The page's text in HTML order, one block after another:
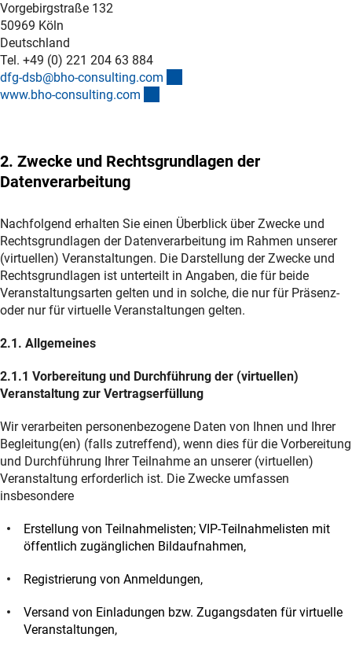
Vorgebirgstraße 132
50969 Köln
Deutschland
Tel. +49 (0) 221 204 63 884
dfg-dsb@bho-consulting.com
www.bho-consulting.com
2. Zwecke und Rechtsgrundlagen der
Datenverarbeitung
Nachfolgend erhalten Sie einen Überblick über Zwecke und
Rechtsgrundlagen der Datenverarbeitung im Rahmen unserer
(virtuellen) Veranstaltungen. Die Darstellung der Zwecke und
Rechtsgrundlagen ist unterteilt in Angaben, die für beide
Veranstaltungsarten gelten und in solche, die nur für Präsenz-
oder nur für virtuelle Veranstaltungen gelten.
2.1. Allgemeines
2.1.1 Vorbereitung und Durchführung der (virtuellen)
Veranstaltung zur Vertragserfüllung
Wir verarbeiten personenbezogene Daten von Ihnen und Ihrer
Begleitung(en) (falls zutreffend), wenn dies für die Vorbereitung
und Durchführung Ihrer Teilnahme an unserer (virtuellen)
Veranstaltung erforderlich ist. Die Zwecke umfassen
insbesondere
Erstellung von Teilnahmelisten; VIP-Teilnahmelisten mit
öffentlich zugänglichen Bildaufnahmen,
Registrierung von Anmeldungen,
Versand von Einladungen bzw. Zugangsdaten für virtuelle
Veranstaltungen,